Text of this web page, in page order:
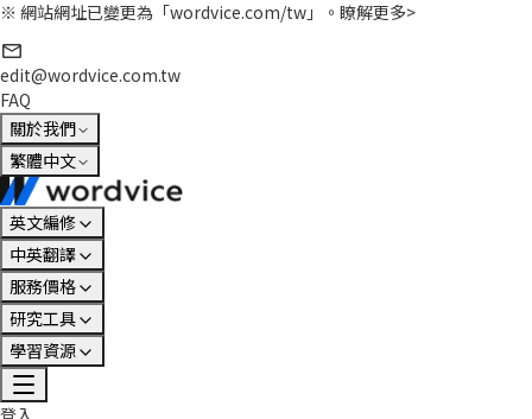
※ 網站網址已變更為「wordvice.com/tw」。 瞭解更多>
edit@wordvice.com.tw
FAQ
關於我們
繁體中文
英文編修
中英翻譯
服務價格
研究工具
學習資源